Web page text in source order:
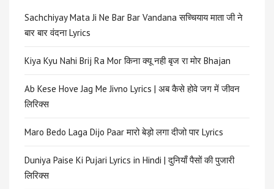
Sachchiyay Mata Ji Ne Bar Bar Vandana सच्चियाय माता जी ने
बार बार वंदना Lyrics
Kiya Kyu Nahi Brij Ra Mor किना क्यू नही बृज रा मोर Bhajan
Ab Kese Hove Jag Me Jivno Lyrics | अब कैसे होवे जग में जीवन
लिरिक्स
Maro Bedo Laga Dijo Paar मारो बेड़ो लगा दीजो पार Lyrics
Duniya Paise Ki Pujari Lyrics in Hindi | दुनियाँ पैसों की पुजारी
लिरिक्स